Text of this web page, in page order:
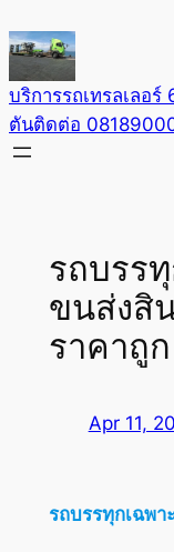
to
content
บริการรถเทรลเลอ
ตันติดต่อ
รถบรร
ขนส่งสิ
ราคาถูก
Apr 11,
รถบรรทุกเฉพา